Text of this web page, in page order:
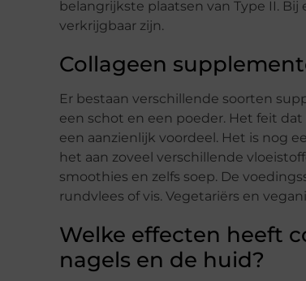
belangrijkste plaatsen van Type II.
verkrijgbaar zijn.
Collageen
Er bestaan ​​verschillende soorten
een schot en een poeder. Het feit
een aanzienlijk voordeel. Het is nog
het aan zoveel verschillende
smoothies en zelfs soep. De
rundvlees of vis. Vegetariërs en
Welke effecten heeft
nagels en de huid?